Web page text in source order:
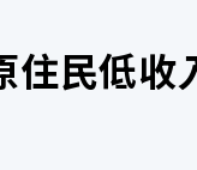
住民低